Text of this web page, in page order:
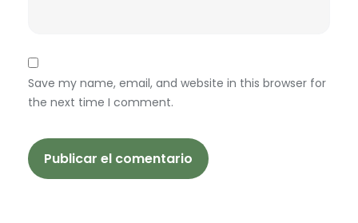
Save my name, email, and website in this browser for
the next time I comment.